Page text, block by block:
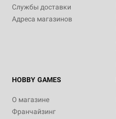
Службы доставки
Адреса магазинов
HOBBY GAMES
О магазине
Франчайзинг